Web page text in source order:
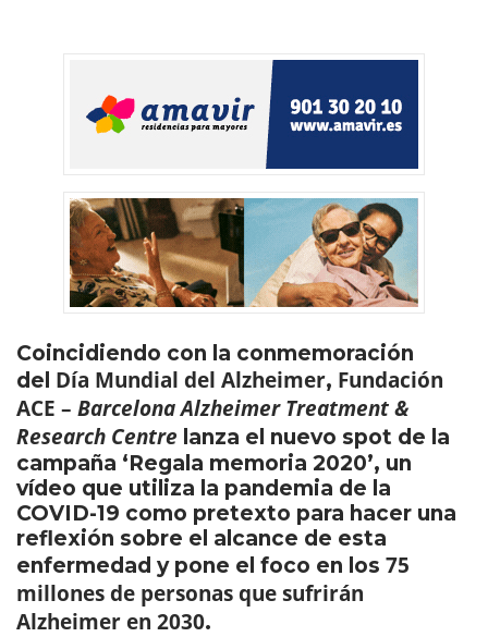
Coincidiendo con la conmemoración
del Día Mundial del Alzheimer, Fundación
ACE – Barcelona Alzheimer Treatment &
Research Centre lanza el nuevo spot de la
campaña ‘Regala memoria 2020’, un
vídeo que utiliza la pandemia de la
COVID-19 como pretexto para hacer una
reflexión sobre el alcance de esta
enfermedad y pone el foco en los 75
millones de personas que sufrirán
Alzheimer en 2030.